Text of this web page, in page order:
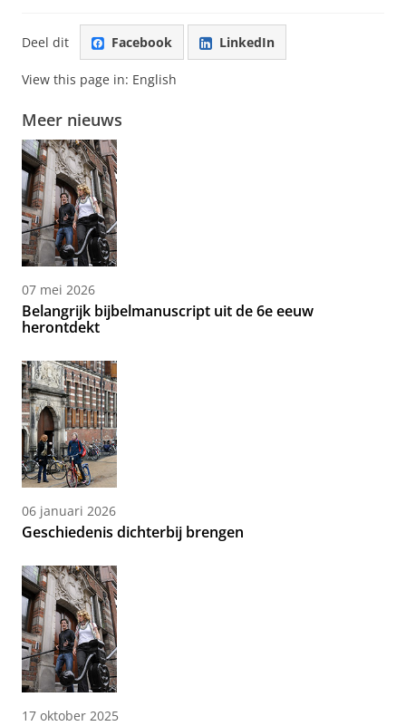
Deel dit Facebook LinkedIn
View this page in: English
Meer nieuws
07 mei 2026
Belangrijk bijbelmanuscript uit de 6e eeuw
herontdekt
06 januari 2026
Geschiedenis dichterbij brengen
17 oktober 2025